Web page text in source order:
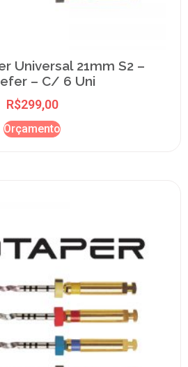
Universal 21mm S2 –
– C/ 6 Uni
R$299,00
Orçamento